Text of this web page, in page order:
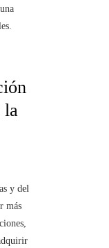
la
y del
más